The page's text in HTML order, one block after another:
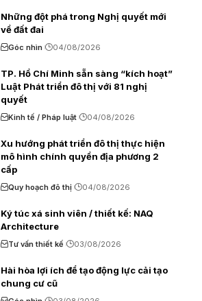
Những đột phá trong Nghị quyết mới
về đất đai
Góc nhìn 04/08/2026
TP. Hồ Chí Minh sẵn sàng “kích hoạt”
Luật Phát triển đô thị với 81 nghị
quyết
Kinh tế / Pháp luật 04/08/2026
Xu hướng phát triển đô thị thực hiện
mô hình chính quyền địa phương 2
cấp
Quy hoạch đô thị 04/08/2026
Ký túc xá sinh viên / thiết kế: NAQ
Architecture
Tư vấn thiết kế 03/08/2026
Hài hòa lợi ích để tạo động lực cải tạo
chung cư cũ